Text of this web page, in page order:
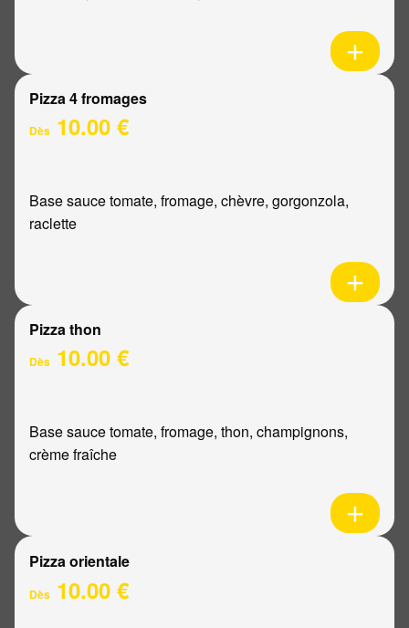
Pizza 4 fromages
Dès 10.00 €
Base sauce tomate, fromage, chèvre, gorgonzola,
raclette
Pizza thon
Dès 10.00 €
Base sauce tomate, fromage, thon, champignons,
crème fraîche
Pizza orientale
Dès 10.00 €